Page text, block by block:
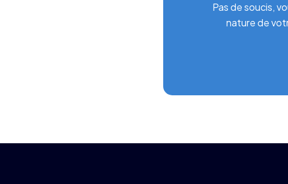
Pas de soucis,
nature de